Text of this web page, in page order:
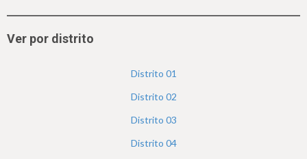
h
Ver por distrito
Distrito 01
Distrito 02
Distrito 03
Distrito 04